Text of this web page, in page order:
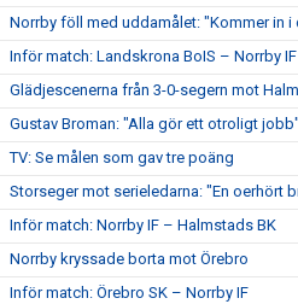
Norrby föll med uddamålet: "Kommer in i
Inför match: Landskrona BoIS – Norrby IF
Glädjescenerna från 3-0-segern mot
Gustav Broman: "Alla gör ett otroligt jobb"
TV: Se målen som gav tre poäng
Storseger mot serieledarna: "En oerhört
Inför match: Norrby IF – Halmstads BK
Norrby kryssade borta mot Örebro
Inför match: Örebro SK – Norrby IF